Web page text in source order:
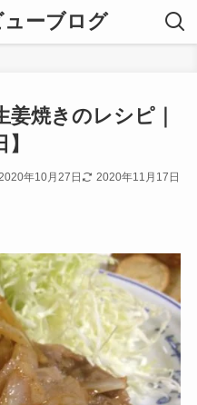
ーブログ
姜焼きのレシピ｜
年10月27日 2020年11月17日